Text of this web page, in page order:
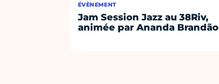
ÉVÈNEMENT
Jam Session Jazz au 38Riv,
animée par Ananda Brandão